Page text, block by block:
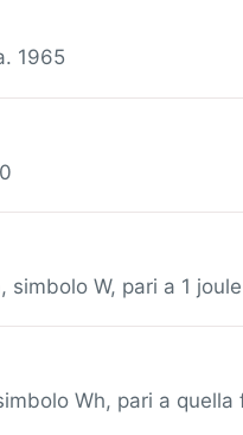
1965
W, pari a 1
Wh, pari a